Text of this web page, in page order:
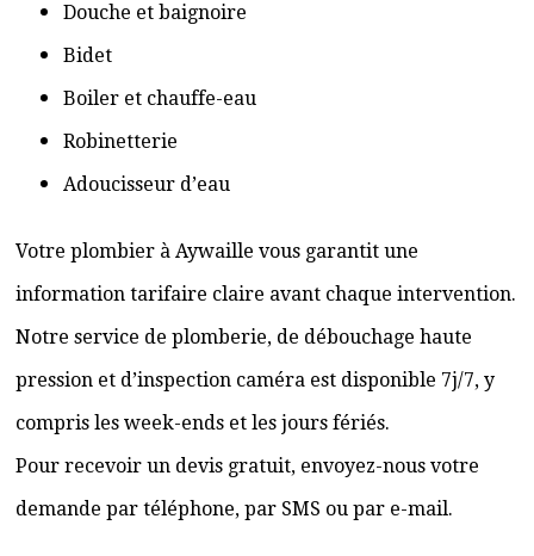
Douche et baignoire
Bidet
Boiler et chauffe-eau
Robinetterie
Adoucisseur d’eau
Votre plombier à Aywaille vous garantit une
information tarifaire claire avant chaque intervention.
Notre service de plomberie, de débouchage haute
pression et d’inspection caméra est disponible 7j/7, y
compris les week-ends et les jours fériés.
Pour recevoir un devis gratuit, envoyez-nous votre
demande par téléphone, par SMS ou par e-mail.